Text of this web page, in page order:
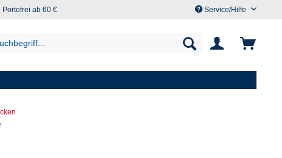
Portofrei ab 60 € Service/Hilfe